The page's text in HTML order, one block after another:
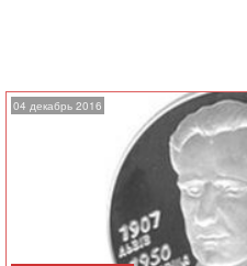
04 декабрь 2016